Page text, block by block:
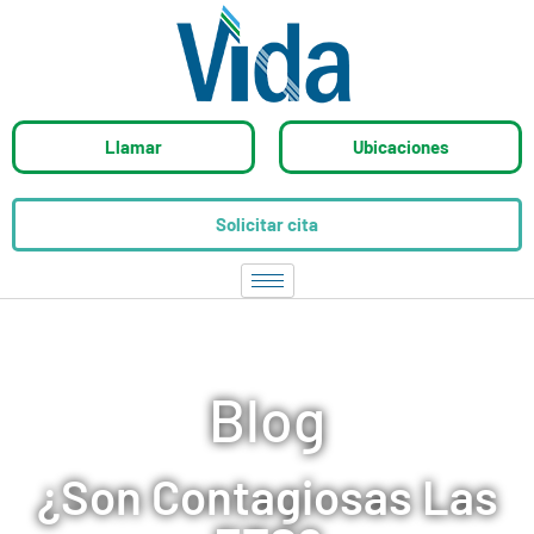
Llamar Ubicaciones
Solicitar cita
Blog
¿Son Contagiosas Las